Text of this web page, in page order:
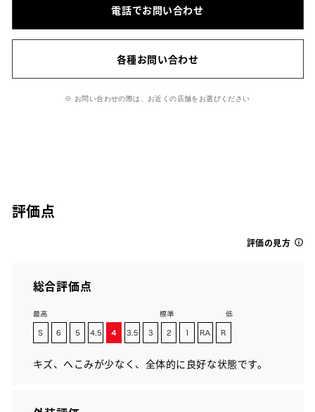
電話でお問い合わせ
各種お問い合わせ
※ お問い合わせの際は、お近くの店舗をお選びください
評価点
評価の見方
総合評価点
キズ、へこみが少なく、全体的に良好な状態です。